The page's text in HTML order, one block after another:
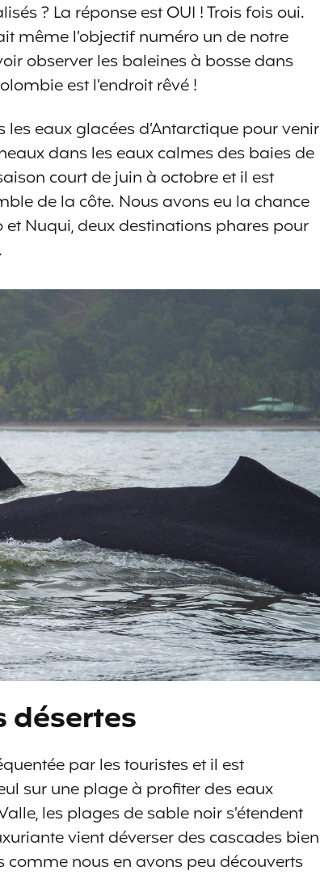
? La réponse est OUI ! Trois fois oui.
même l’objectif numéro un de notre
observer les baleines à bosse dans
est l’endroit rêvé !
eaux glacées d’Antarctique pour venir
dans les eaux calmes des baies de
court de juin à octobre et il est
de la côte. Nous avons eu la chance
Nuqui, deux destinations phares pour
désertes
par les touristes et il est
sur une plage à profiter des eaux
les plages de sable noir s’étendent
vient déverser des cascades bien
comme nous en avons peu découverts